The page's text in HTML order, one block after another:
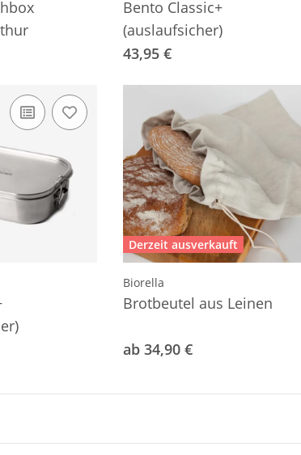
Bento Classic+
(auslaufsicher)
43,95 €
Derzeit ausverkauft
Biorella
Brotbeutel aus Leinen
ab 34,90 €